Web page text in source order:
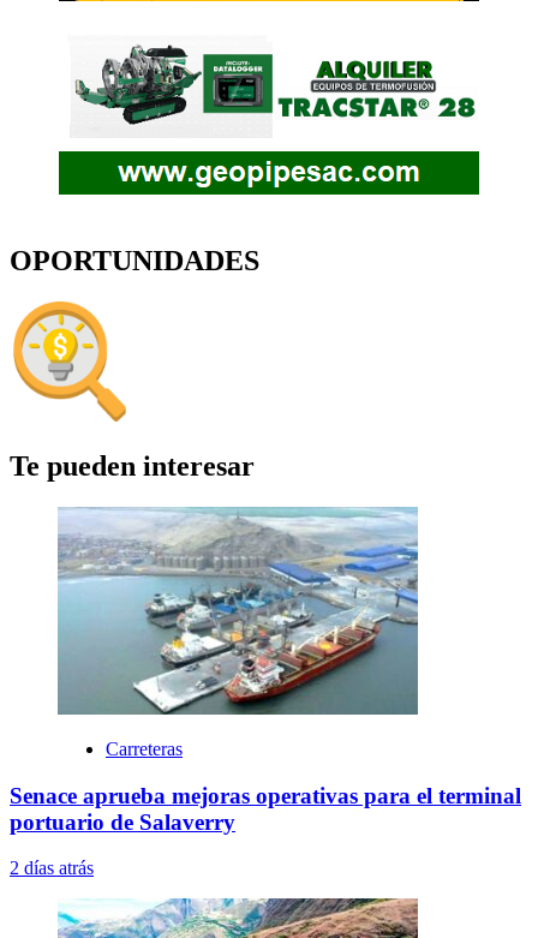
OPORTUNIDADES
Te pueden interesar
Carreteras
Senace aprueba mejoras operativas para el terminal
portuario de Salaverry
2 días atrás